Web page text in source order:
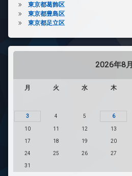
東京都葛飾区
東京都豊島区
東京都足立区
2026年8月
月 火 水 木
3 4 5 6
10 11 12 13
17 18 19 20
24 25 26 27
31